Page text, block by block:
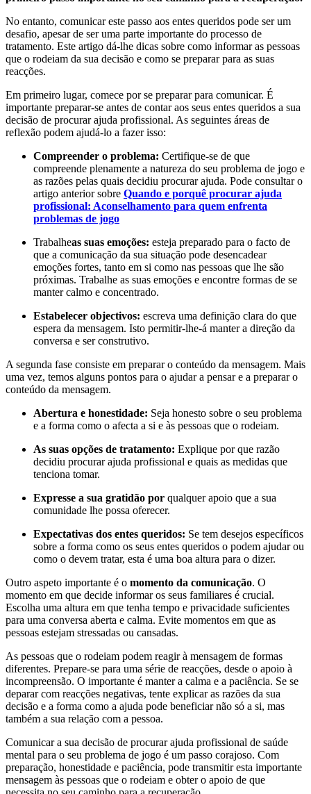
No entanto, comunicar este passo aos entes queridos pode ser um
desafio, apesar de ser uma parte importante do processo de
tratamento. Este artigo dá-lhe dicas sobre como informar as pessoas
que o rodeiam da sua decisão e como se preparar para as suas
reacções.
Em primeiro lugar, comece por se preparar para comunicar. É
importante preparar-se antes de contar aos seus entes queridos a sua
decisão de procurar ajuda profissional. As seguintes áreas de
reflexão podem ajudá-lo a fazer isso:
Compreender o problema: Certifique-se de que
compreende plenamente a natureza do seu problema de jogo e
as razões pelas quais decidiu procurar ajuda. Pode consultar o
artigo anterior sobre Quando e porquê procurar ajuda
profissional: Aconselhamento para quem enfrenta
problemas de jogo
Trabalheas suas emoções: esteja preparado para o facto de
que a comunicação da sua situação pode desencadear
emoções fortes, tanto em si como nas pessoas que lhe são
próximas. Trabalhe as suas emoções e encontre formas de se
manter calmo e concentrado.
Estabelecer objectivos: escreva uma definição clara do que
espera da mensagem. Isto permitir-lhe-á manter a direção da
conversa e ser construtivo.
A segunda fase consiste em preparar o conteúdo da mensagem. Mais
uma vez, temos alguns pontos para o ajudar a pensar e a preparar o
conteúdo da mensagem.
Abertura e honestidade: Seja honesto sobre o seu problema
e a forma como o afecta a si e às pessoas que o rodeiam.
As suas opções de tratamento: Explique por que razão
decidiu procurar ajuda profissional e quais as medidas que
tenciona tomar.
Expresse a sua gratidão por qualquer apoio que a sua
comunidade lhe possa oferecer.
Expectativas dos entes queridos: Se tem desejos específicos
sobre a forma como os seus entes queridos o podem ajudar ou
como o devem tratar, esta é uma boa altura para o dizer.
Outro aspeto importante é o momento da comunicação. O
momento em que decide informar os seus familiares é crucial.
Escolha uma altura em que tenha tempo e privacidade suficientes
para uma conversa aberta e calma. Evite momentos em que as
pessoas estejam stressadas ou cansadas.
As pessoas que o rodeiam podem reagir à mensagem de formas
diferentes. Prepare-se para uma série de reacções, desde o apoio à
incompreensão. O importante é manter a calma e a paciência. Se se
deparar com reacções negativas, tente explicar as razões da sua
decisão e a forma como a ajuda pode beneficiar não só a si, mas
também a sua relação com a pessoa.
Comunicar a sua decisão de procurar ajuda profissional de saúde
mental para o seu problema de jogo é um passo corajoso. Com
preparação, honestidade e paciência, pode transmitir esta importante
mensagem às pessoas que o rodeiam e obter o apoio de que